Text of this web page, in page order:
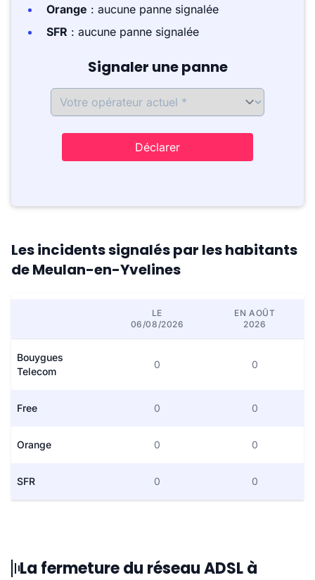
Orange : aucune panne signalée
SFR : aucune panne signalée
Signaler une panne
Déclarer
Les incidents signalés par les habitants
de Meulan-en-Yvelines
LE
06/08/2026
EN AOÛT
2026
Bouygues
Telecom
0 0
Free 0 0
Orange 0 0
SFR 0 0
La fermeture du réseau ADSL à